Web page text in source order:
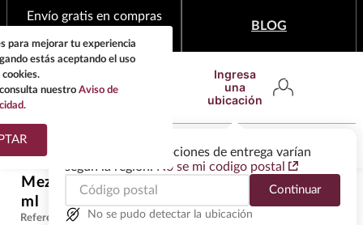
Envío gratis en compras
BLOG
Ingresa
una
ubicación
Las ofertas y las opciones de entrega varían
según la región. No se mi codigo postal
Continuar
No se pudo detectar la ubicación
¿Qué estas buscando?
Mezcal 400 Conejos Reposado 700
ml
$690
Referencia:T7514
TÉRMINOS MÁS
BUSCADOS
1.
tequila
para mejorar tu experiencia
estás aceptando el uso
nuestro Aviso de